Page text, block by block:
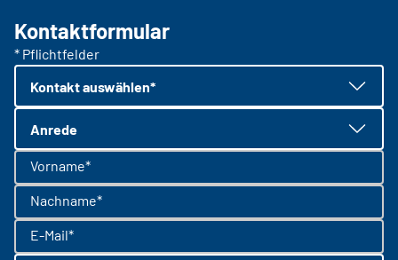
Kontaktformular
* Pflichtfelder
Kontakt auswählen*
Anrede
Vorname*
Nachname*
E-Mail*